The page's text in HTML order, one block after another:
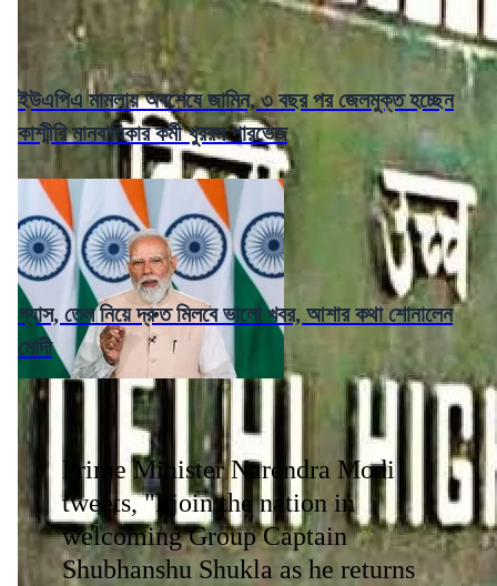
ইউএপিএ মামলায় অবশেষে জামিন, ৩ বছর পর জেলমুক্ত হচ্ছেন
কাশ্মীরি মানবাধিকার কর্মী খুররম পারভেজ
গ্যাস, তেল নিয়ে দ্রুত মিলবে ভালো খবর, আশার কথা শোনালেন
মোদী
Prime Minister Narendra Modi
tweets, "I join the nation in
welcoming Group Captain
Shubhanshu Shukla as he returns